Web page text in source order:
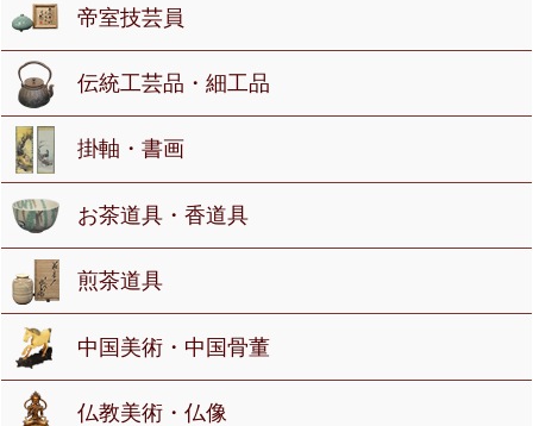
帝室技芸員
伝統工芸品・細工品
掛軸・書画
お茶道具・香道具
煎茶道具
中国美術・中国骨董
仏教美術・仏像